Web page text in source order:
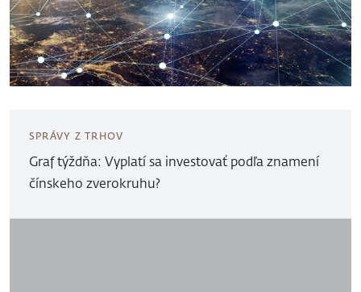
SPRÁVY Z TRHOV
Graf týždňa: Vyplatí sa investovať podľa znamení
čínskeho zverokruhu?